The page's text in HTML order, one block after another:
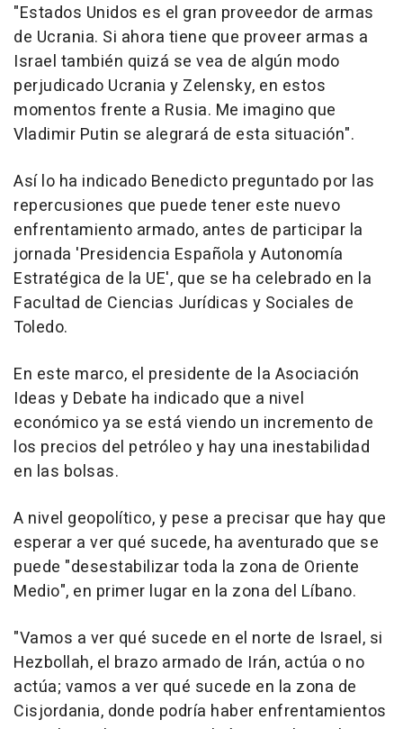
"Estados Unidos es el gran proveedor de armas
de Ucrania. Si ahora tiene que proveer armas a
Israel también quizá se vea de algún modo
perjudicado Ucrania y Zelensky, en estos
momentos frente a Rusia. Me imagino que
Vladimir Putin se alegrará de esta situación".
Así lo ha indicado Benedicto preguntado por las
repercusiones que puede tener este nuevo
enfrentamiento armado, antes de participar la
jornada 'Presidencia Española y Autonomía
Estratégica de la UE', que se ha celebrado en la
Facultad de Ciencias Jurídicas y Sociales de
Toledo.
En este marco, el presidente de la Asociación
Ideas y Debate ha indicado que a nivel
económico ya se está viendo un incremento de
los precios del petróleo y hay una inestabilidad
en las bolsas.
A nivel geopolítico, y pese a precisar que hay que
esperar a ver qué sucede, ha aventurado que se
puede "desestabilizar toda la zona de Oriente
Medio", en primer lugar en la zona del Líbano.
"Vamos a ver qué sucede en el norte de Israel, si
Hezbollah, el brazo armado de Irán, actúa o no
actúa; vamos a ver qué sucede en la zona de
Cisjordania, donde podría haber enfrentamientos